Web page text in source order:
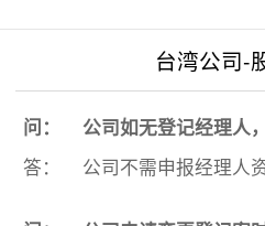
出版
よく
お問
台湾公司-
问：
公司如无登记经理人
答：
公司不需申报经理人资